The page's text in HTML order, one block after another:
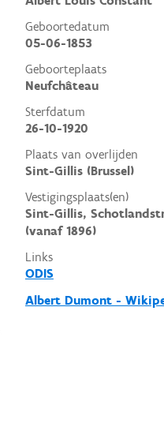
Geboortedatum
05-06-1853
Geboorteplaats
Neufchâteau
Sterfdatum
26-10-1920
Plaats van overlijden
Sint-Gillis (Brussel)
Vestigingsplaats(en)
Sint-Gillis,
(vanaf 1896)
Links
ODIS
Albert Dumont -